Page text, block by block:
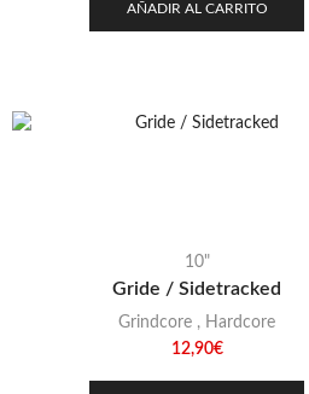
AÑADIR AL CARRITO
10"
Gride / Sidetracked
Grindcore , Hardcore
12,90€